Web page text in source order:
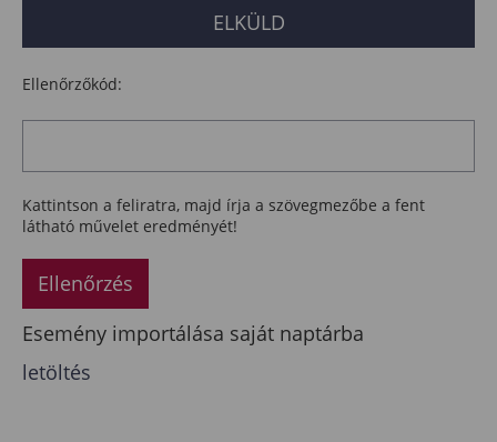
Ellenőrzőkód:
Kattintson a feliratra, majd írja a szövegmezőbe a fent
látható művelet eredményét!
Ellenőrzés
Esemény importálása saját naptárba
letöltés